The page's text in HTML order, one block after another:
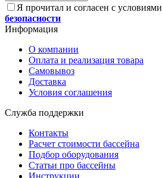
Я прочитал и согласен с условиями
безопасности
Информация
О компании
Оплата и реализация товара
Самовывоз
Доставка
Условия соглашения
Служба поддержки
Контакты
Расчет стоимости бассейна
Подбор оборудования
Статьи про бассейны
Инструкции